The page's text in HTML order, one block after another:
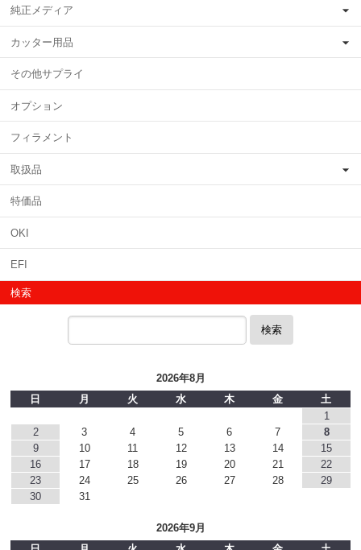
純正メディア
カッター用品
その他サプライ
オプション
フィラメント
取扱品
特価品
OKI
EFI
検索
検索
2026年8月
日
月 火 水 木 金
土
1
2
3 4 5 6 7
8
9
10 11 12 13 14
15
16
17 18 19 20 21
22
23
24 25 26 27 28
29
30
31
2026年9月